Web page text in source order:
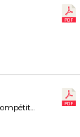
Commission Organisation des Compétitions